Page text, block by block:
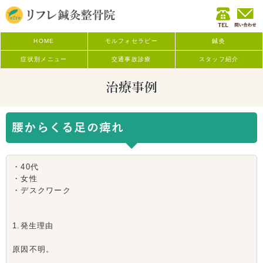
HOME モルフォセラピー 鍼灸
症状別メニュー 交通事故診療 スタッフ紹介
治療事例
腰からくる足の痺れ
・40代
・女性
・デスクワーク
1.発生理由
原因不明。